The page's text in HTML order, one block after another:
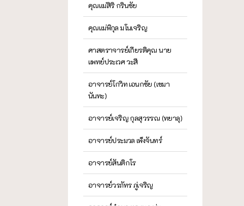
คุณแม่สิริ กรินชัย
คุณแม่พิกุล มโนเจริญ
ศาสตราจารย์เกียรติคุณ นาย
แพทย์ประเวศ วะสี
อาจารย์โกวิท เอนกชัย (เขมา
นันทะ)
อาจารย์เจริญ กุลสุวรรณ (ทยาลุ)
อาจารย์ประมวล เพ็งจันทร์
อาจารย์สันติกโร
อาจารย์วรภัทร ภู่เจริญ